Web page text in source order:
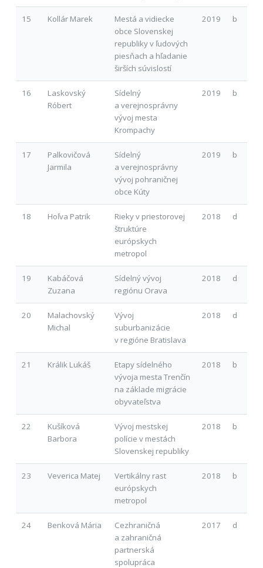
15 Kollár Marek
Mestá a vidiecke
obce Slovenskej
republiky v ľudových
piesňach a hľadanie
širších súvislostí
2019 b
16
Laskovský
Róbert
Sídelný
a verejnosprávny
vývoj mesta
Krompachy
2019 b
17
Palkovičová
Jarmila
Sídelný
a verejnosprávny
vývoj pohraničnej
obce Kúty
2019 b
18 Hoľva Patrik
Rieky v priestorovej
štruktúre
európskych
metropol
2018 d
19
Kabáčová
Zuzana
Sídelný vývoj
regiónu Orava
2018 d
20
Malachovský
Michal
Vývoj
suburbanizácie
v regióne Bratislava
2018 d
21 Králik Lukáš
Etapy sídelného
vývoja mesta Trenčín
na základe migrácie
obyvateľstva
2018 b
22
Kušíková
Barbora
Vývoj mestskej
polície v mestách
Slovenskej republiky
2018 b
23 Veverica Matej
Vertikálny rast
európskych
metropol
2018 b
24 Benková Mária
Cezhraničná
a zahraničná
partnerská
spolupráca
2017 d